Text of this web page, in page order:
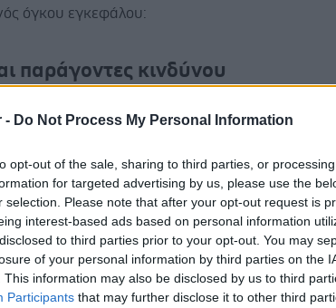
- Do Not Process My Personal Information
opt-out of the sale, sharing to third parties, or
for targeted advertising by us, please use the
selection. Please note that after your opt-out request is
interest-based ads based on personal information
to third parties prior to your opt-out. You may
of your personal information by third parties on the
This information may also be disclosed by us to third
Participants that may further disclose it to other third
όγκου εγκεφάλου:
παράγοντες κινδύνου
– νευρίνωμα
υπόφυσης
και Επιδερμοειδής κύστη
κύστη 3ης κοιλίας εγκεφάλου